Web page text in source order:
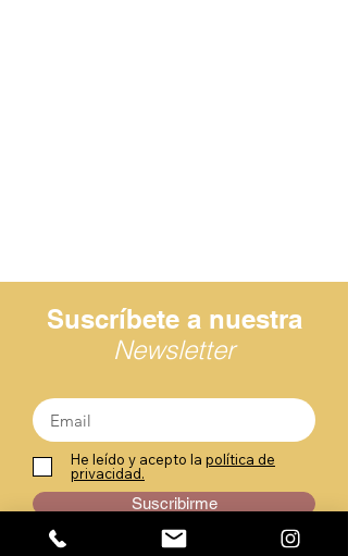
Suscríbete a nuestra
Newsletter
He leído y acepto la política de
privacidad.
Suscribirme